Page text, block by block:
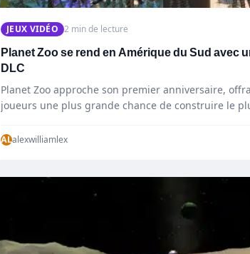
JEUX VIDÉO 2 min de lecture
Planet Zoo se rend en Amérique du Sud avec
DLC
Planet Zoo approche son premier anniversaire,
joueurs une plus grande chance de construire le
ALalexwilliamlex